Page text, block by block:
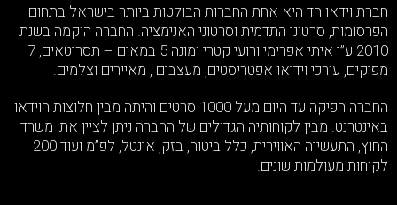
חברת וידאו הד היא אחת החברות הבולטות ביותר בישראל בתחום
הפרסומות, סרטוני התדמית וסרטוני האנימציה. החברה הוקמה בשנת
2010 ע”י איתי אפרימי ורועי קטרי ומונה 5 במאים – תסריטאים, 7
מפיקים, עורכי וידיאו אפטריסטים, מעצבים , מאיירים וצלמים.
החברה הפיקה עד היום מעל 1000 סרטים והיתה מבין חלוצות הוידאו
באינטרנט. מבין לקוחותיה הגדולים של החברה ניתן לציין את: משרד
החוץ, התעשייה האווירית, כלל ביטוח, בזק, אינטל, לפ”מ ועוד 200
לקוחות מעולמות שונים.